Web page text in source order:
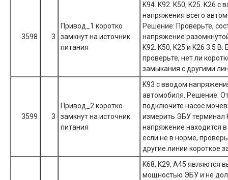
3598 3
Привод_1 коротко
замкнут на источник
питания
K94. K92. K50, K25. K26 с
напряжения всего
Решение: Проверьте,
напряжение
K92. K50, K25 и K26 3.5 В.
проверьте, нет ли
замыкания с другими
3599 3
Привод_2 коротко
замкнут на источник
питания
K93 с вводом
автомобиля. Решение:
подключите насос
измерить ЭБУ терминал
напряжение находится
если не в норме,
другие линии короткое
K68, K29, A45 являются
мощностью ЭБУ и не